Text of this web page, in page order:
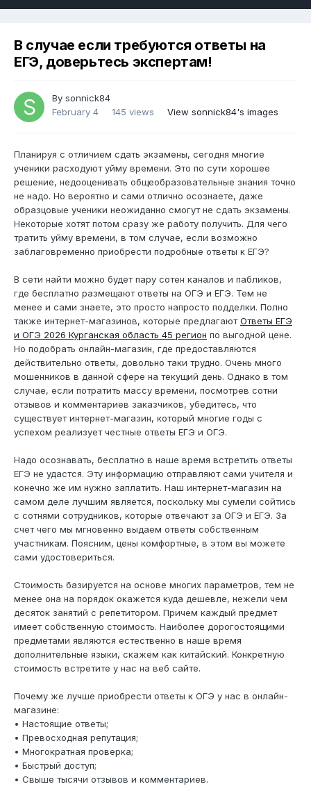
В случае если требуются ответы на
ЕГЭ, доверьтесь экспертам!
By sonnick84
February 4
145 views View sonnick84's images
Планируя с отличием сдать экзамены, сегодня многие
ученики расходуют уйму времени. Это по сути хорошее
решение, недооценивать общеобразовательные знания точно
не надо. Но вероятно и сами отлично осознаете, даже
образцовые ученики неожиданно смогут не сдать экзамены.
Некоторые хотят потом сразу же работу получить. Для чего
тратить уйму времени, в том случае, если возможно
заблаговременно приобрести подробные ответы к ЕГЭ?
В сети найти можно будет пару сотен каналов и пабликов,
где бесплатно размещают ответы на ОГЭ и ЕГЭ. Тем не
менее и сами знаете, это просто напросто подделки. Полно
также интернет-магазинов, которые предлагаютОтветы ЕГЭ
и ОГЭ 2026 Курганская область 45 регион по выгодной цене.
Но подобрать онлайн-магазин, где предоставляются
действительно ответы, довольно таки трудно. Очень много
мошенников в данной сфере на текущий день. Однако в том
случае, если потратить массу времени, посмотрев сотни
отзывов и комментариев заказчиков, убедитесь, что
существует интернет-магазин, который многие годы с
успехом реализует честные ответы ЕГЭ и ОГЭ.
Надо осознавать, бесплатно в наше время встретить ответы
ЕГЭ не удастся. Эту информацию отправляют сами учителя и
конечно же им нужно заплатить. Наш интернет-магазин на
самом деле лучшим является, поскольку мы сумели сойтись
с сотнями сотрудников, которые отвечают за ОГЭ и ЕГЭ. За
счет чего мы мгновенно выдаем ответы собственным
участникам. Поясним, цены комфортные, в этом вы можете
сами удостовериться.
Стоимость базируется на основе многих параметров, тем не
менее она на порядок окажется куда дешевле, нежели чем
десяток занятий с репетитором. Причем каждый предмет
имеет собственную стоимость. Наиболее дорогостоящими
предметами являются естественно в наше время
дополнительные языки, скажем как китайский. Конкретную
стоимость встретите у нас на веб сайте.
Почему же лучше приобрести ответы к ОГЭ у нас в онлайн-
магазине:
• Настоящие ответы;
• Превосходная репутация;
• Многократная проверка;
• Быстрый доступ;
• Свыше тысячи отзывов и комментариев.